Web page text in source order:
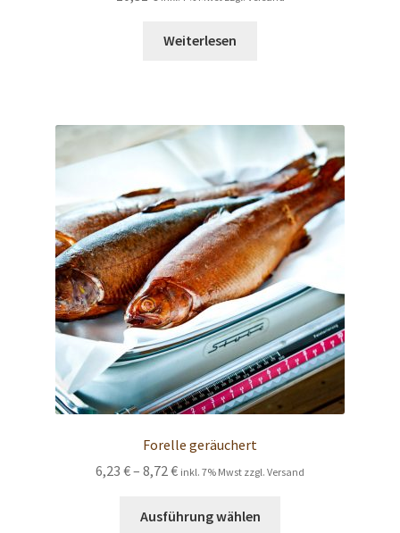
Weiterlesen
Forelle geräuchert
6,23 €– 8,72€Preisspanne:
bis
inkl. 7% Mwst zzgl. Versand
Ausführung wählen